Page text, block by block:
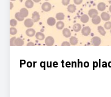
Por que tenho